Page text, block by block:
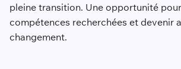
pleine transition. Une opportunité
compétences recherchées et devenir
changement.